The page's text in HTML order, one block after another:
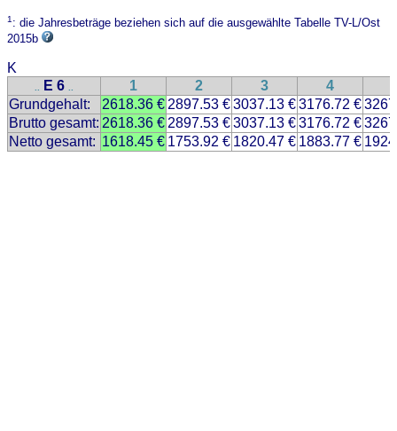
1: die Jahresbeträge beziehen sich auf die ausgewählte Tabelle TV-L/Ost
2015b
K
.. E 6 .. 1 2 3 4
Grundgehalt:
2618.36 € 2897.53 €3037.13 €3176.72 €
Brutto gesamt: 2618.36 € 2897.53 €3037.13 €3176.72 €
Netto gesamt: 1618.45 € 1753.92 € 1820.47 € 1883.77 €